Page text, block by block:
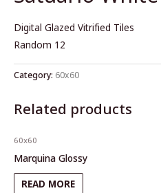
Digital Glazed Vitrified Tiles
Random 12
Category: 60x60
Related products
60x60
Marquina Glossy
READ MORE